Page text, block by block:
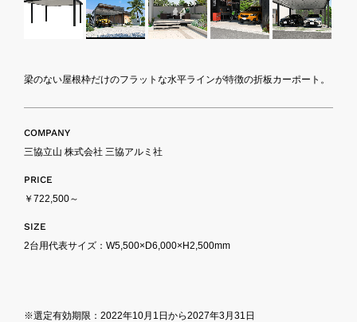
梁のない屋根枠だけのフラットな水平ラインが特徴の折板カーポート。
COMPANY
三協立山 株式会社 三協アルミ社
PRICE
￥722,500～
SIZE
2台用代表サイズ：W5,500×D6,000×H2,500mm
※選定有効期限：2022年10月1日から2027年3月31日